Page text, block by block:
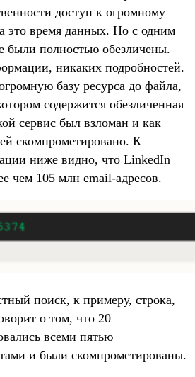
доступ к огромному
это время данных. Но с одним
были полностью обезличены.
никаких подробностей.
базу ресурса до файла,
содержится обезличенная
сервис был взломан и как
скомпрометировано. К
ниже видно, что LinkedIn
чем 105 млн email-адресов.
поиск, к примеру, строка,
о том, что 20
всеми пятью
и были скомпрометированы.